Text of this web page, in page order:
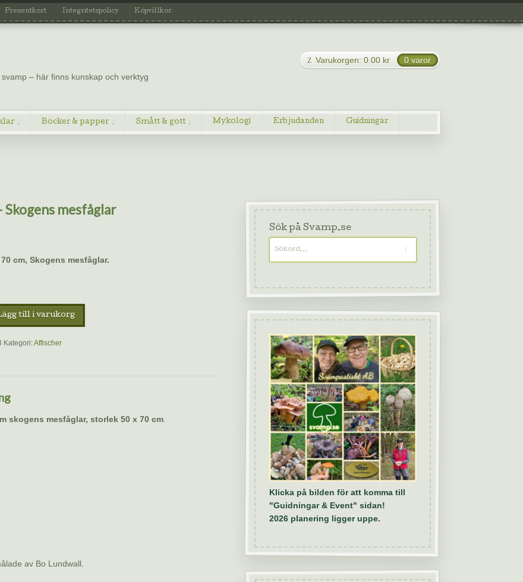
Presentkort Integritetspolicy Köpvillkor
– här finns kunskap och verktyg
Varukorgen: 0.00 kr 0 varor
Böcker & papper Smått & gott Mykologi Erbjudanden Guidningar
Skogens mesfåglar
cm, Skogens mesfåglar.
till i varukorg
Kategori:Affischer
skogens mesfåglar, storlek 50 x 70 cm.
av Bo Lundwall.
Sök på Svamp.se
Klicka på bilden för att komma till
"Guidningar & Event" sidan!
2026 planering ligger uppe.